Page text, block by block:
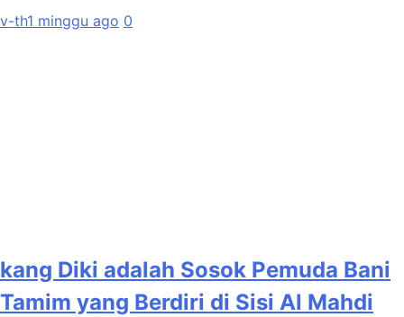
v-th1 minggu ago 0
kang Diki adalah Sosok Pemuda Bani
Tamim yang Berdiri di Sisi Al Mahdi